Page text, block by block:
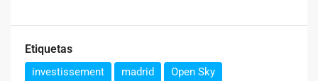
Etiquetas
investissement madrid
Open Sky